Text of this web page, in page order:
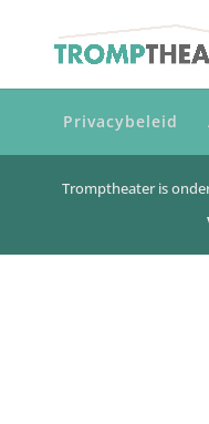
Privacybeleid
Tromptheater is